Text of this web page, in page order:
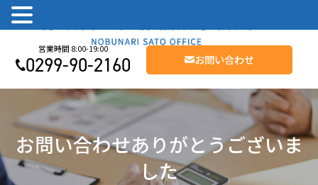
鹿嶋市役所徒歩2分SCサンポート内 信頼と実績の相続サポート - 行政書士佐藤信成事務所
0299-90-2160 お問い合わせ
お問い合わせありがとうございま
した